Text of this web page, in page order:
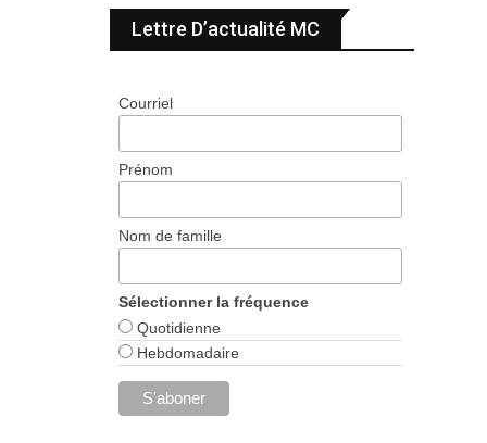
Lettre D’actualité MC
Courriel
Prénom
Nom de famille
Sélectionner la fréquence
Quotidienne
Hebdomadaire